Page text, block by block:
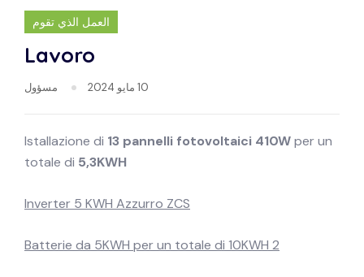
العمل الذي تقوم
Lavoro
10 مايو 2024 مسؤول
Istallazione di 13 pannelli fotovoltaici 410Wper un
totale di 5,3KWH
Inverter 5 KWH Azzurro ZCS
2 Batterie da 5KWH per un totale di 10KWH